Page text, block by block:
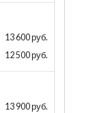
13 600 руб.
12 500 руб.
13 900 руб.